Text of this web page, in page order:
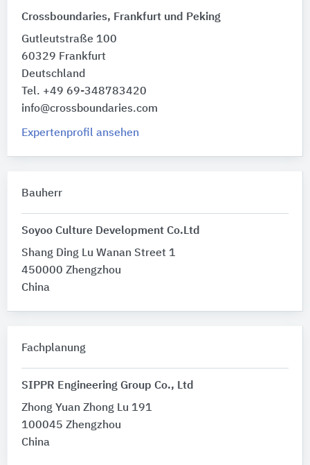
Crossboundaries, Frankfurt und Peking
Gutleutstraße 100
60329 Frankfurt
Deutschland
Tel. +49 69-348783420
info@crossboundaries.com
Expertenprofil ansehen
Bauherr
Soyoo Culture Development Co.Ltd
Shang Ding Lu Wanan Street 1
450000 Zhengzhou
China
Fachplanung
SIPPR Engineering Group Co., Ltd
Zhong Yuan Zhong Lu 191
100045 Zhengzhou
China